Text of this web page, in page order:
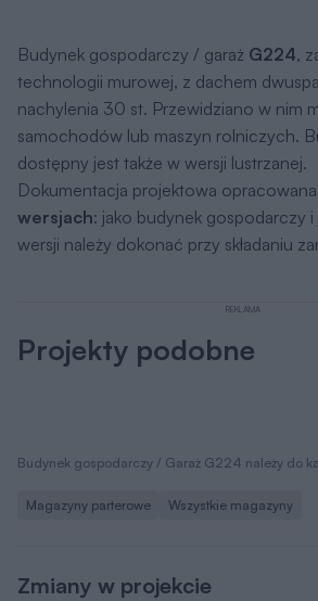
Budynek gospodarczy / garaż G224,
technologii murowej, z dachem
nachylenia 30 st. Przewidziano w nim
samochodów lub maszyn rolniczych.
dostępny jest także w wersji lustrzanej.
Dokumentacja projektowa
wersjach: jako budynek gospodarczy
wersji należy dokonać przy składaniu
REKLAMA
Projekty podobne
Budynek gospodarczy / Garaż G224 należy do
Magazyny parterowe Wszystkie magazyny
Zmiany w projekcie